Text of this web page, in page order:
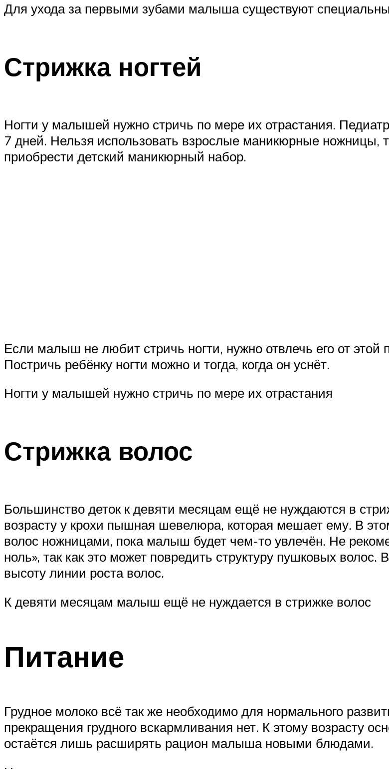
Для ухода за первыми зубами малыша существуют
Стрижка ногтей
Ногти у малышей нужно стричь по мере их отрастания.
7 дней. Нельзя использовать взрослые маникюрные ножницы,
приобрести детский маникюрный набор.
Если малыш не любит стричь ногти, нужно отвлечь его от этой
Постричь ребёнку ногти можно и тогда, когда он уснёт.
Ногти у малышей нужно стричь по мере их отрастания
Стрижка волос
Большинство деток к девяти месяцам ещё не нуждаются в
возрасту у крохи пышная шевелюра, которая мешает ему. В
волос ножницами, пока малыш будет чем-то увлечён. Не
ноль», так как это может повредить структуру пушковых
высоту линии роста волос.
К девяти месяцам малыш ещё не нуждается в стрижке волос
Питание
Грудное молоко всё так же необходимо для нормального
прекращения грудного вскармливания нет. К этому возрасту
остаётся лишь расширять рацион малыша новыми блюдами.